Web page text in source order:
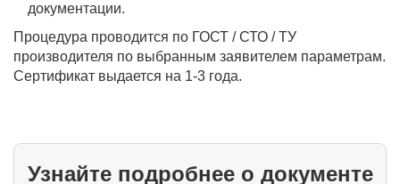
документации.
Процедура проводится по ГОСТ / СТО / ТУ
производителя по выбранным заявителем параметрам.
Сертификат выдается на 1-3 года.
Узнайте подробнее о документе